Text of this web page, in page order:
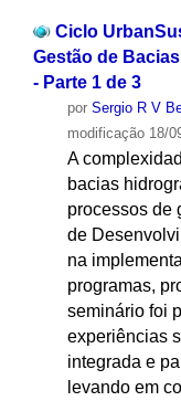
Ciclo
Gestão de
- Parte 1 de 3
por Sergio R V
modificação18/
A
bacias
processos de
de
na
programas,
seminário foi
experiências
integrada e
levando em